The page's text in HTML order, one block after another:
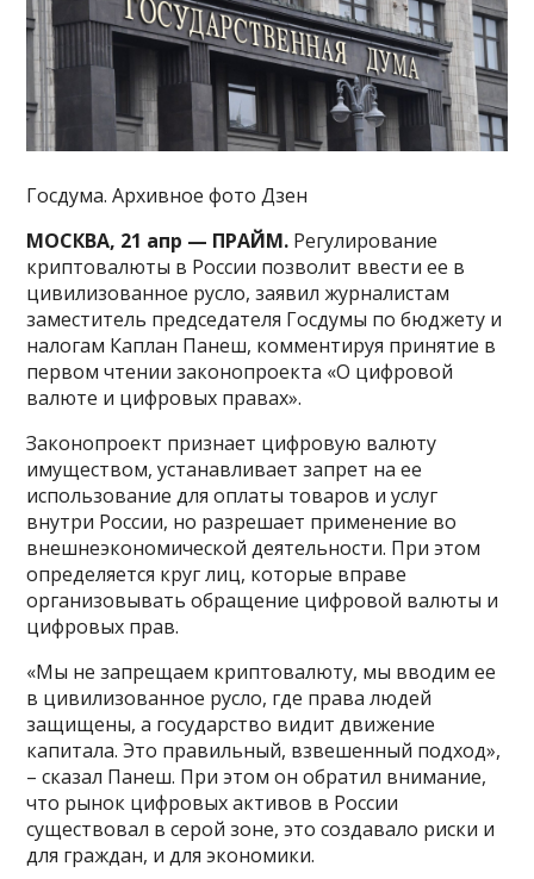
Госдума. Архивное фото Дзен
МОСКВА, 21 апр — ПРАЙМ. Регулирование
криптовалюты в России позволит ввести ее в
цивилизованное русло, заявил журналистам
заместитель председателя Госдумы по бюджету и
налогам Каплан Панеш, комментируя принятие в
первом чтении законопроекта «О цифровой
валюте и цифровых правах».
Законопроект признает цифровую валюту
имуществом, устанавливает запрет на ее
использование для оплаты товаров и услуг
внутри России, но разрешает применение во
внешнеэкономической деятельности. При этом
определяется круг лиц, которые вправе
организовывать обращение цифровой валюты и
цифровых прав.
«Мы не запрещаем криптовалюту, мы вводим ее
в цивилизованное русло, где права людей
защищены, а государство видит движение
капитала. Это правильный, взвешенный подход»,
– сказал Панеш. При этом он обратил внимание,
что рынок цифровых активов в России
существовал в серой зоне, это создавало риски и
для граждан, и для экономики.